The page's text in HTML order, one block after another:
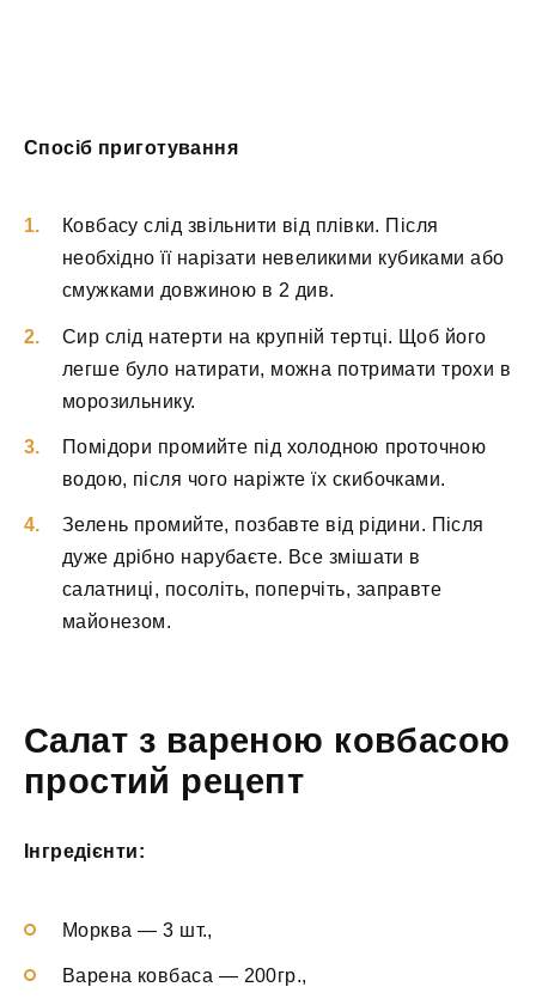
Спосіб приготування
Ковбасу слід звільнити від плівки. Після
необхідно її нарізати невеликими кубиками або
смужками довжиною в 2 див.
Сир слід натерти на крупній тертці. Щоб його
легше було натирати, можна потримати трохи в
морозильнику.
Помідори промийте під холодною проточною
водою, після чого наріжте їх скибочками.
Зелень промийте, позбавте від рідини. Після
дуже дрібно нарубаєте. Все змішати в
салатниці, посоліть, поперчіть, заправте
майонезом.
Салат з вареною ковбасою
простий рецепт
Інгредієнти:
Морква — 3 шт.,
Варена ковбаса — 200гр.,